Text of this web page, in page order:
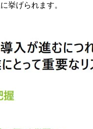
挙げられます。